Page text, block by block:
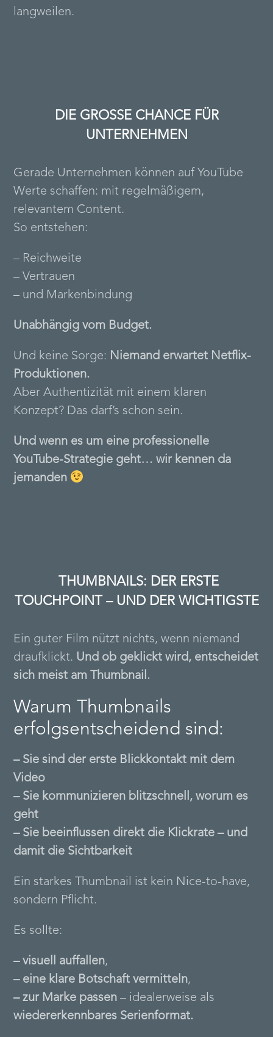
langweilen.
DIE GROSSE CHANCE FÜR U
NTERNEHMEN
Gerade Unternehmen können auf YouTube
Werte schaffen: mit regelmäßigem,
relevantem Content.
So entstehen:
– Reichweite
– Vertrauen
– und Markenbindung
Unabhängig vom Budget.
Und keine Sorge: Niemand erwartet Netflix-
Produktionen.
Aber Authentizität mit einem klaren
Konzept? Das darf’s schon sein.
Und wenn es um eine professionelle
YouTube-Strategie geht… wir kennen da
jemanden
THUMBNAILS: DER ERSTE
TOUCHPOINT – UND DER WICHTIGSTE
Ein guter Film nützt nichts, wenn niemand
draufklickt. Und ob geklickt wird, entscheidet
sich meist am Thumbnail.
Warum Thumbnails
erfolgsentscheidend sind:
– Sie sind der erste Blickkontakt mit dem
Video
– Sie kommunizieren blitzschnell, worum es
geht
– Sie beeinflussen direkt die Klickrate – und
damit die Sichtbarkeit
Ein starkes Thumbnail ist kein Nice-to-have,
sondern Pflicht.
Es sollte:
– visuell auffallen,
– eine klare Botschaft vermitteln,
– zur Marke passen – idealerweise als
wiedererkennbares Serienformat.